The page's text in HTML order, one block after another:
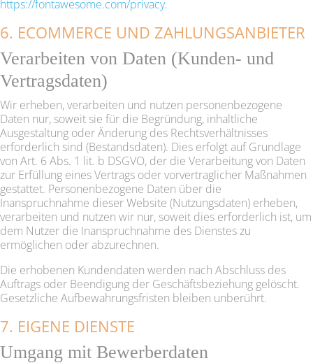
https://fontawesome.com/privacy.
6. ECOMMERCE UND ZAHLUNGS­ANBIETER
Verarbeiten von Daten (Kunden- und
Vertragsdaten)
Wir erheben, verarbeiten und nutzen personenbezogene
Daten nur, soweit sie für die Begründung, inhaltliche
Ausgestaltung oder Änderung des Rechtsverhältnisses
erforderlich sind (Bestandsdaten). Dies erfolgt auf Grundlage
von Art. 6 Abs. 1 lit. b DSGVO, der die Verarbeitung von Daten
zur Erfüllung eines Vertrags oder vorvertraglicher Maßnahmen
gestattet. Personenbezogene Daten über die
Inanspruchnahme dieser Website (Nutzungsdaten) erheben,
verarbeiten und nutzen wir nur, soweit dies erforderlich ist, um
dem Nutzer die Inanspruchnahme des Dienstes zu
ermöglichen oder abzurechnen.
Die erhobenen Kundendaten werden nach Abschluss des
Auftrags oder Beendigung der Geschäftsbeziehung gelöscht.
Gesetzliche Aufbewahrungsfristen bleiben unberührt.
7. EIGENE DIENSTE
Umgang mit Bewerberdaten